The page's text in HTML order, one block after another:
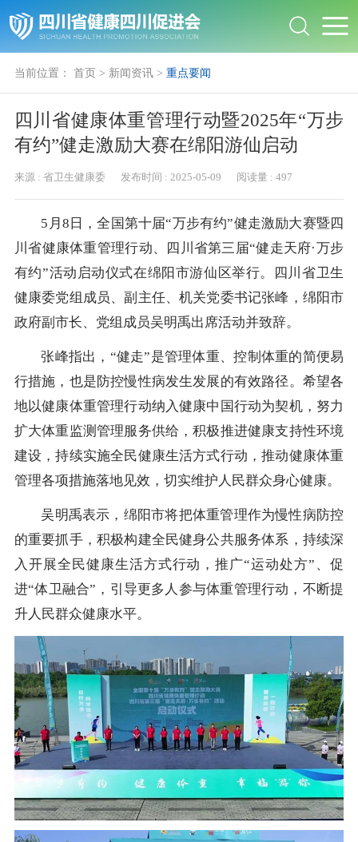
当前位置： 首页 > 新闻资讯 > 重点要闻
四川省健康体重管理行动暨2025年“万步
有约”健走激励大赛在绵阳游仙启动
来源 : 省卫生健康委 发布时间 :2025-05-09 阅读量 :497
5月8日，全国第十届“万步有约”健走激励大赛暨四
川省健康体重管理行动、四川省第三届“健走天府·万步
有约”活动启动仪式在绵阳市游仙区举行。四川省卫生
健康委党组成员、副主任、机关党委书记张峰，绵阳市
政府副市长、党组成员吴明禹出席活动并致辞。
张峰指出，“健走”是管理体重、控制体重的简便易
行措施，也是防控慢性病发生发展的有效路径。希望各
地以健康体重管理行动纳入健康中国行动为契机，努力
扩大体重监测管理服务供给，积极推进健康支持性环境
建设，持续实施全民健康生活方式行动，推动健康体重
管理各项措施落地见效，切实维护人民群众身心健康。
吴明禹表示，绵阳市将把体重管理作为慢性病防控
的重要抓手，积极构建全民健身公共服务体系，持续深
入开展全民健康生活方式行动，推广“运动处方”、促
进“体卫融合”，引导更多人参与体重管理行动，不断提
升人民群众健康水平。